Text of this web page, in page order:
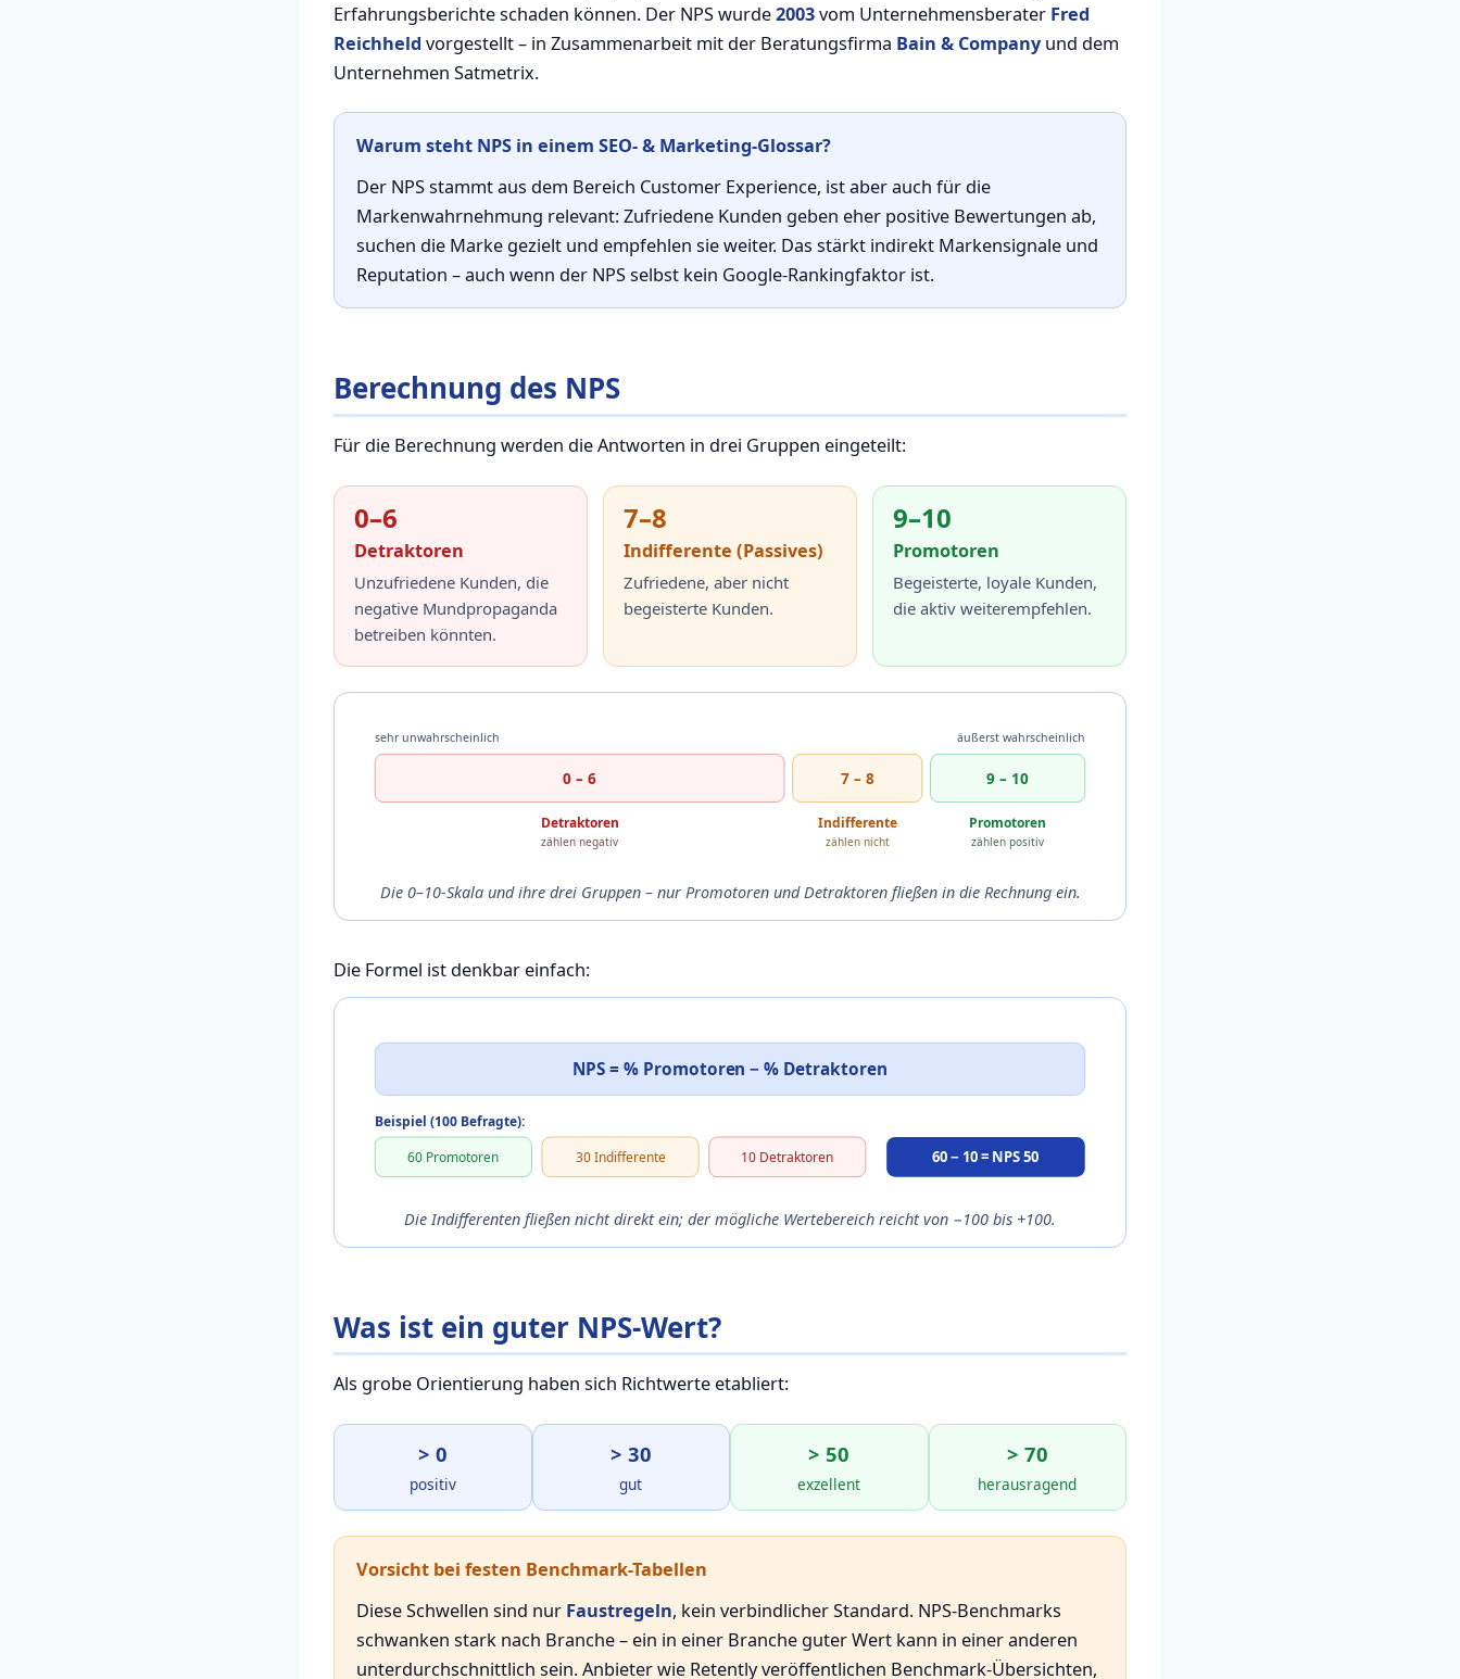
Erfahrungsberichte schaden können. Der NPS wurde2003vom Unternehmensberater Fred
Reichheld vorgestellt – in Zusammenarbeit mit der Beratungsfirma Bain & Companyund dem
Unternehmen Satmetrix.
Warum steht NPS in einem SEO- & Marketing-Glossar?
Der NPS stammt aus dem Bereich Customer Experience, ist aber auch für die
Markenwahrnehmung relevant: Zufriedene Kunden geben eher positive Bewertungen ab,
suchen die Marke gezielt und empfehlen sie weiter. Das stärkt indirekt Markensignale und
Reputation – auch wenn der NPS selbst kein Google-Rankingfaktor ist.
Berechnung des NPS
Für die Berechnung werden die Antworten in drei Gruppen eingeteilt:
0–6
Detraktoren
Unzufriedene Kunden, die
negative Mundpropaganda
betreiben könnten.
7–8
Indifferente (Passives)
Zufriedene, aber nicht
begeisterte Kunden.
9–10
Promotoren
Begeisterte, loyale Kunden,
die aktiv weiterempfehlen.
0 – 6 7 – 8 9 – 10
Detraktoren Indifferente Promotoren
zählen negativ zählen nicht zählen positiv
sehr unwahrscheinlich äußerst wahrscheinlich
Die 0–10-Skala und ihre drei Gruppen – nur Promotoren und Detraktoren fließen in die Rechnung ein.
Die Formel ist denkbar einfach:
NPS = % Promotoren − % Detraktoren
Beispiel (100 Befragte):
60 Promotoren 30 Indifferente 10 Detraktoren 60 − 10 = NPS 50
Die Indifferenten fließen nicht direkt ein; der mögliche Wertebereich reicht von −100 bis +100.
Was ist ein guter NPS-Wert?
Als grobe Orientierung haben sich Richtwerte etabliert:
> 0
positiv
> 30
gut
> 50
exzellent
> 70
herausragend
Vorsicht bei festen Benchmark-Tabellen
Diese Schwellen sind nur Faustregeln, kein verbindlicher Standard. NPS-Benchmarks
schwanken stark nach Branche – ein in einer Branche guter Wert kann in einer anderen
unterdurchschnittlich sein. Anbieter wie Retently veröffentlichen Benchmark-Übersichten,